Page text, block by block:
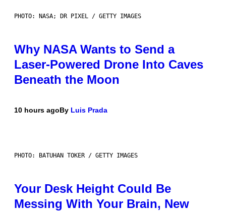
PHOTO: NASA; DR PIXEL / GETTY IMAGES
Why NASA Wants to Send a
Laser-Powered Drone Into Caves
Beneath the Moon
10 hours agoBy Luis Prada
PHOTO: BATUHAN TOKER / GETTY IMAGES
Your Desk Height Could Be
Messing With Your Brain, New